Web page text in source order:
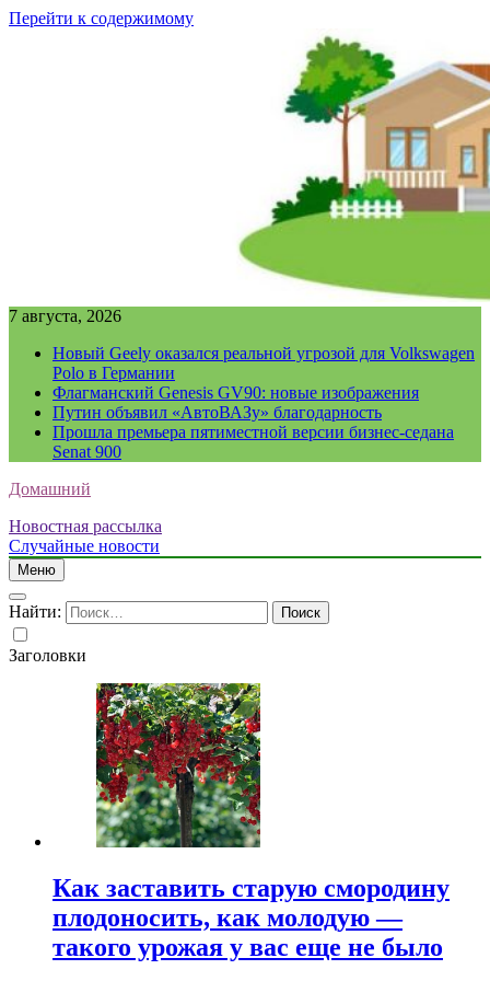
Перейти к содержимому
7 августа, 2026
Новый Geely оказался реальной угрозой для Volkswagen
Polo в Германии
Флагманский Genesis GV90: новые изображения
Путин объявил «АвтоВАЗу» благодарность
Прошла премьера пятиместной версии бизнес-седана
Senat 900
Домашний
Новостная рассылка
Случайные новости
Меню
Найти:
Заголовки
Как заставить старую смородину
плодоносить, как молодую —
такого урожая у вас еще не было